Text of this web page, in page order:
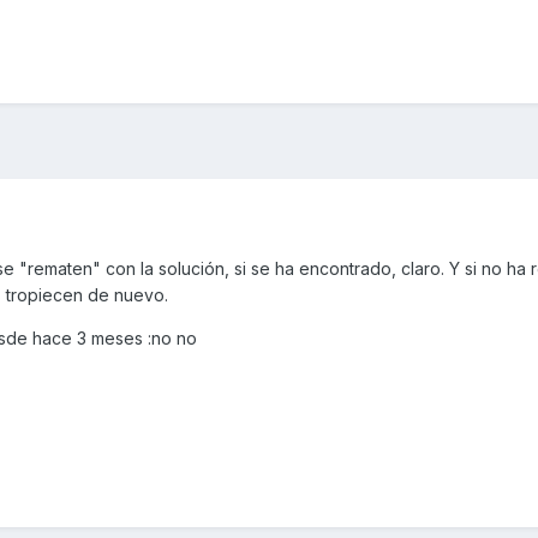
"rematen" con la solución, si se ha encontrado, claro. Y si no ha
tropiecen de nuevo.
hace 3 meses :no no